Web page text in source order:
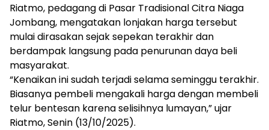
Riatmo, pedagang di Pasar Tradisional Citra Niaga
Jombang, mengatakan lonjakan harga tersebut
mulai dirasakan sejak sepekan terakhir dan
berdampak langsung pada penurunan daya beli
masyarakat.
“Kenaikan ini sudah terjadi selama seminggu terakhir.
Biasanya pembeli mengakali harga dengan membeli
telur bentesan karena selisihnya lumayan,” ujar
Riatmo, Senin (13/10/2025).